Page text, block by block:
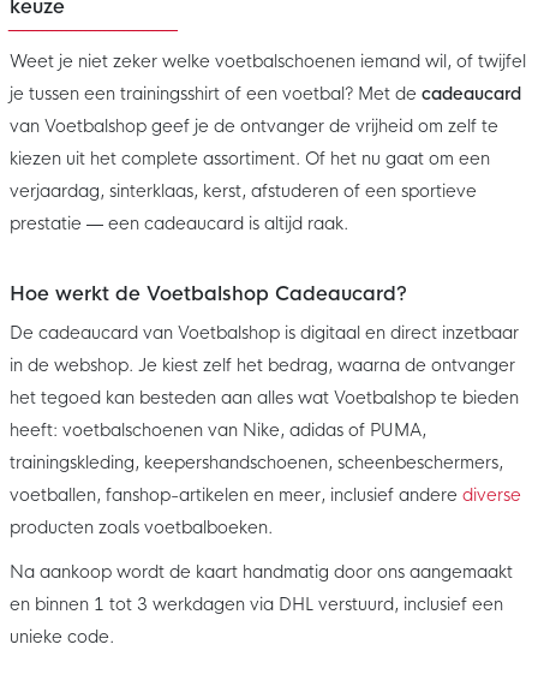
keuze
Weet je niet zeker welke voetbalschoenen iemand wil, of twijfel
je tussen een trainingsshirt of een voetbal? Met de cadeaucard
van Voetbalshop geef je de ontvanger de vrijheid om zelf te
kiezen uit het complete assortiment. Of het nu gaat om een
verjaardag, sinterklaas, kerst, afstuderen of een sportieve
prestatie — een cadeaucard is altijd raak.
Hoe werkt de Voetbalshop Cadeaucard?
De cadeaucard van Voetbalshop is digitaal en direct inzetbaar
in de webshop. Je kiest zelf het bedrag, waarna de ontvanger
het tegoed kan besteden aan alles wat Voetbalshop te bieden
heeft: voetbalschoenen van Nike, adidas of PUMA,
trainingskleding, keepershandschoenen, scheenbeschermers,
voetballen, fanshop-artikelen en meer, inclusief andere diverse
producten zoals voetbalboeken.
Na aankoop wordt de kaart handmatig door ons aangemaakt
en binnen 1 tot 3 werkdagen via DHL verstuurd, inclusief een
unieke code.